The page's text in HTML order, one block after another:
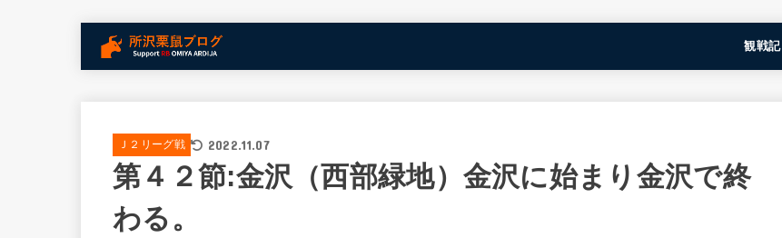
観戦記
Ｊ２リーグ戦 2022.11.07
第４２節:金沢（西部緑地）金沢に始まり金沢で終
わる。